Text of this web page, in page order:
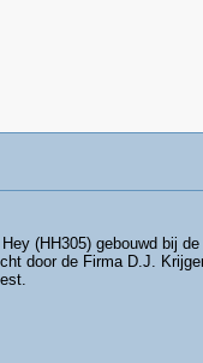
(HH305) gebouwd bij
door de Firma D.J.